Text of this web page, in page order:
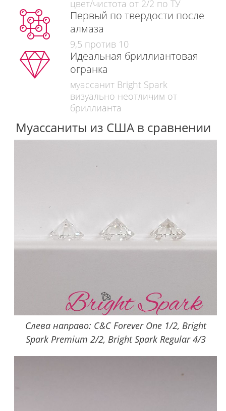
цвет/чистота от 2/2 по ТУ
Первый по твердости после
алмаза
9,5 против 10
Идеальная бриллиантовая
огранка
муассанит Bright Spark
визуально неотличим от
бриллианта
Муассаниты из США в сравнении
Слева направо: C&C Forever One 1/2, Bright
Spark Premium 2/2, Bright Spark Regular 4/3